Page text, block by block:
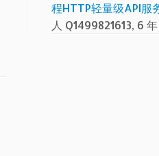
程HTTP轻量级API服
人 Q1499821613, 6